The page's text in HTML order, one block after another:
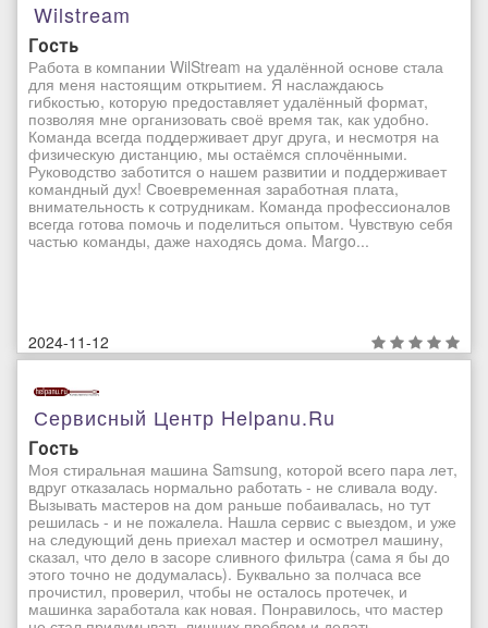
Wilstream
Гость
Работа в компании WilStream на удалённой основе стала
для меня настоящим открытием. Я наслаждаюсь
гибкостью, которую предоставляет удалённый формат,
позволяя мне организовать своё время так, как удобно.
Команда всегда поддерживает друг друга, и несмотря на
физическую дистанцию, мы остаёмся сплочёнными.
Руководство заботится о нашем развитии и поддерживает
командный дух! Своевременная заработная плата,
внимательность к сотрудникам. Команда профессионалов
всегда готова помочь и поделиться опытом. Чувствую себя
частью команды, даже находясь дома. Margo...
2024-11-12
Сервисный Центр Helpanu.ru
Гость
Моя стиральная машина Samsung, которой всего пара лет,
вдруг отказалась нормально работать - не сливала воду.
Вызывать мастеров на дом раньше побаивалась, но тут
решилась - и не пожалела. Нашла сервис с выездом, и уже
на следующий день приехал мастер и осмотрел машину,
сказал, что дело в засоре сливного фильтра (сама я бы до
этого точно не додумалась). Буквально за полчаса все
прочистил, проверил, чтобы не осталось протечек, и
машинка заработала как новая. Понравилось, что мастер